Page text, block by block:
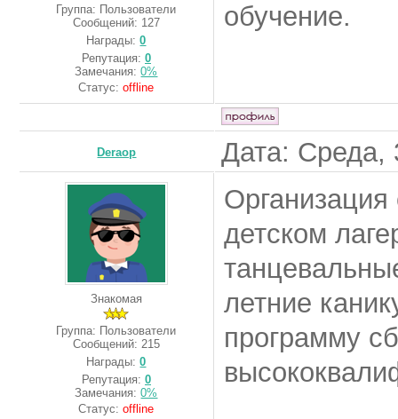
Группа: Пользователи
Сообщений: 127
Награды:0
Репутация: 0
Замечания:0%
Статус:offline
обучение.
Deraop Дата:
Знакомая
Группа: Пользователи
Сообщений: 215
Награды:0
Репутация: 0
Замечания:0%
Статус:offline
детском
летние
программу